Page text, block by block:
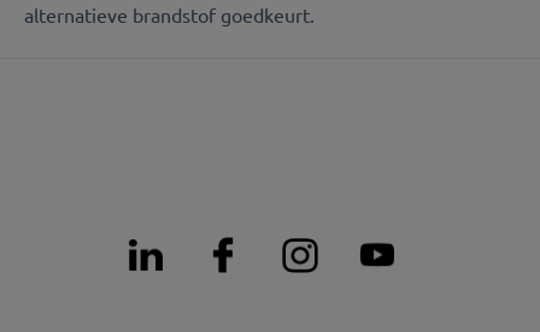
alternatieve brandstof goedkeurt.